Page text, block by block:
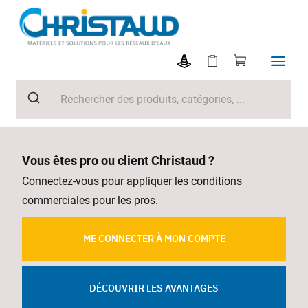
Vous êtes pro ou client Christaud ?
Connectez-vous pour appliquer les conditions
commerciales pour les pros.
ME CONNECTER À MON COMPTE
DÉCOUVRIR LES AVANTAGES